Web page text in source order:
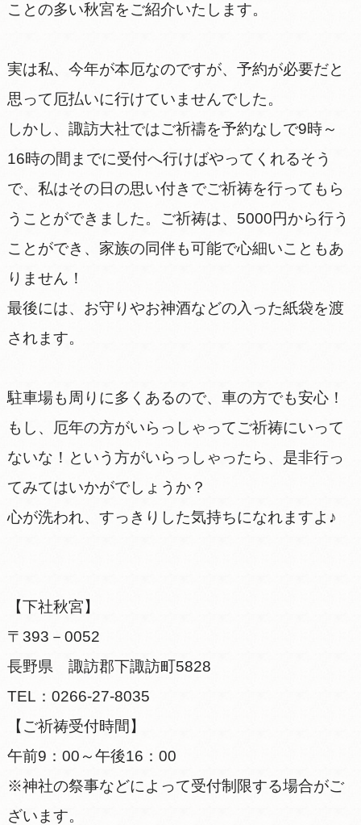
ことの多い秋宮をご紹介いたします。
実は私、今年が本厄なのですが、予約が必要だと
思って厄払いに行けていませんでした。
しかし、諏訪大社ではご祈禱を予約なしで9時～
16時の間までに受付へ行けばやってくれるそう
で、私はその日の思い付きでご祈祷を行ってもら
うことができました。ご祈祷は、5000円から行う
ことができ、家族の同伴も可能で心細いこともあ
りません！
最後には、お守りやお神酒などの入った紙袋を渡
されます。
​駐車場も周りに多くあるので、車の方でも安心！
もし、厄年の方がいらっしゃってご祈祷にいって
ないな！という方がいらっしゃったら、是非行っ
てみてはいかがでしょうか？
心が洗われ、すっきりした気持ちになれますよ♪
【下社秋宮】
〒393－0052
長野県 諏訪郡下諏訪町5828
TEL：0266-27-8035
【ご祈祷受付時間】
午前9：00～午後16：00
※神社の祭事などによって受付制限する場合がご
ざいます。